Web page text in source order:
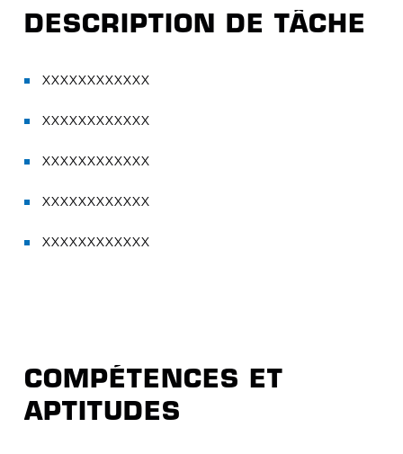
DESCRIPTION DE TÂCHE
XXXXXXXXXXXX
XXXXXXXXXXXX
XXXXXXXXXXXX
XXXXXXXXXXXX
XXXXXXXXXXXX
COMPÉTENCES ET
APTITUDES